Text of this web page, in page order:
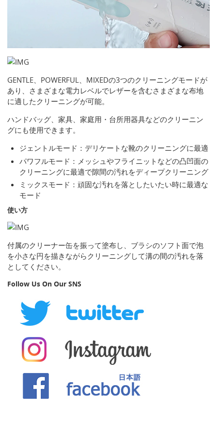
GENTLE、POWERFUL、MIXEDの3つのクリーニングモードが
あり、さまざまな電力レベルでレザーを含むさまざまな布地
に適したクリーニングが可能。
ハンドバッグ、家具、家庭用・台所用器具などのクリーニン
グにも使用できます。
ジェントルモード：デリケートな靴のクリーニングに最適
パワフルモード：メッシュやフライニットなどの凸凹面の
クリーニングに最適で隙間の汚れをディープクリーニング
ミックスモード：頑固な汚れを落としたいたい時に最適な
モード
使い方
付属のクリーナー缶を振って塗布し、ブラシのソフト面で泡
を小さな円を描きながらクリーニングして溝の間の汚れを落
としてください。
Follow Us On Our SNS